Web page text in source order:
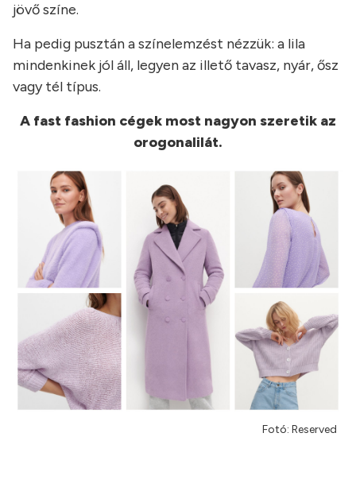
jövő színe.
Ha pedig pusztán a színelemzést nézzük: a lila
mindenkinek jól áll, legyen az illető tavasz, nyár, ősz
vagy tél típus.
A fast fashion cégek most nagyon szeretik az
orogonalilát.
Fotó: Reserved